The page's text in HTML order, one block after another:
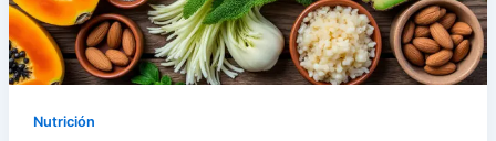
Nutrición